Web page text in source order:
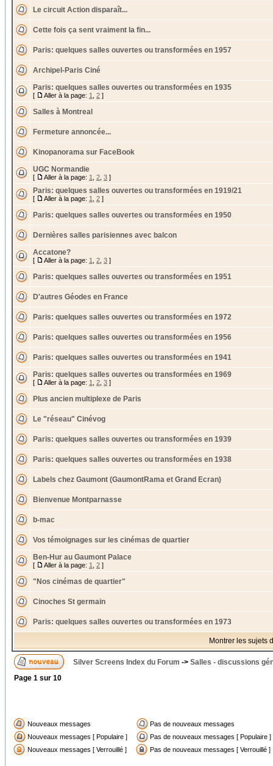
Le circuit Action disparaît...
Cette fois ça sent vraiment la fin...
Paris: quelques salles ouvertes ou transformées en 1957
Archipel-Paris Ciné
Paris: quelques salles ouvertes ou transformées en 1935
[ Aller à la page: 1 2 ]
Salles à Montreal
Fermeture annoncée...
Kinopanorama sur FaceBook
UGC Normandie
[ Aller à la page: 1 2 3 ]
Paris: quelques salles ouvertes ou transformées en 1919/21
[ Aller à la page: 1 2 ]
Paris: quelques salles ouvertes ou transformées en 1950
Dernières salles parisiennes avec balcon
Accatone?
[ Aller à la page: 1 2 3 ]
Paris: quelques salles ouvertes ou transformées en 1951
D'autres Géodes en France
Paris: quelques salles ouvertes ou transformées en 1972
Paris: quelques salles ouvertes ou transformées en 1956
Paris: quelques salles ouvertes ou transformées en 1941
Paris: quelques salles ouvertes ou transformées en 1969
[ Aller à la page: 1 2 3 ]
Plus ancien multiplexe de Paris
Le "réseau" Cinévog
Paris: quelques salles ouvertes ou transformées en 1939
Paris: quelques salles ouvertes ou transformées en 1938
Labels chez Gaumont (GaumontRama et Grand Ecran)
Bienvenue Montparnasse
b-mac
Vos témoignages sur les cinémas de quartier
Ben-Hur au Gaumont Palace
[ Aller à la page: 1 2 ]
"Nos cinémas de quartier"
Cinoches St germain
Paris: quelques salles ouvertes ou transformées en 1973
Montrer les sujets
Silver Screens Index du Forum -> Salles - discussions
Page 1 sur 10
Nouveaux messages
Pas de nouveaux messages
Nouveaux messages [ Populaire ]
Pas de nouveaux messages [ Populaire ]
Nouveaux messages [ Verrouillé ]
Pas de nouveaux messages [ Verrouillé ]